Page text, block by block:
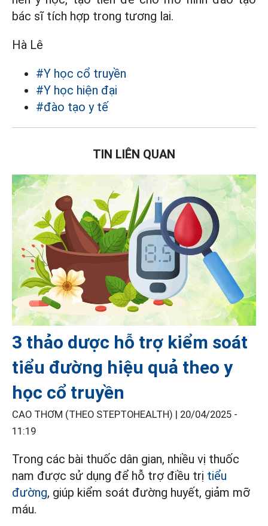
bác sĩ tích hợp trong tương lai.
Hà Lê
#Y học cổ truyền
#Y học hiện đại
#đào tạo y tế
TIN LIÊN QUAN
3 thảo dược hỗ trợ kiểm soát
tiểu đường hiệu quả theo y
học cổ truyền
CAO THƠM (THEO STEPTOHEALTH) | 20/04/2025 -
11:19
Trong các bài thuốc dân gian, nhiều vị thuốc
nam được sử dụng để hỗ trợ điều trị tiểu
đường, giúp kiểm soát đường huyết, giảm mỡ
máu.